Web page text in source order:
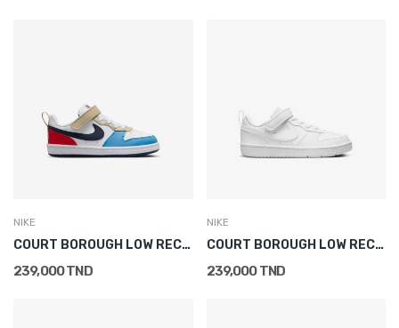
NIKE
COURT BOROUGH LOW RECRAFT
239,000 TND
NIKE
COURT BOROUGH LOW RECRAFT (PS)
239,000 TND